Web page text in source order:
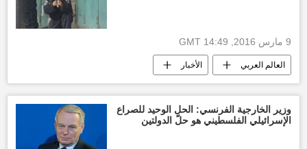
9 مارس 2016, 14:49 GMT
العالم العربي الأخبار
منظمة التحرير الفلسطينية جيش الاحتلال
وزير الخارجية الفرنسي: الحل الوحيد للصراع
الإسرائيلي الفلسطيني هو حلّ الدولتين